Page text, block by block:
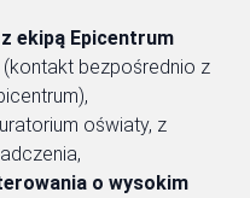
z ekipą Epicentrum
(kontakt bezpośrednio z
oświaty, z
o wysokim